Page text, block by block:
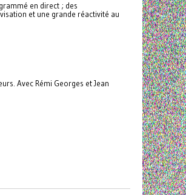
en direct ; des
et une grande réactivité au
Avec Rémi Georges et Jean